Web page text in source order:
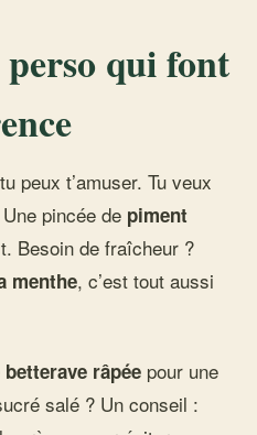
qui font
peux t’amuser. Tu veux
pincée de piment
Besoin de fraîcheur ?
menthe, c’est tout aussi
betterave râpée pour une
salé ? Un conseil :